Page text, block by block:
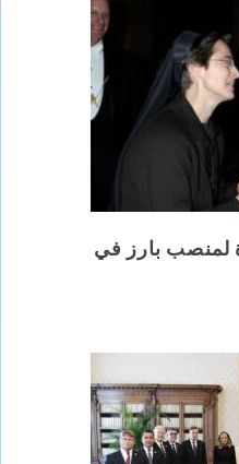
لمنصب بارز في